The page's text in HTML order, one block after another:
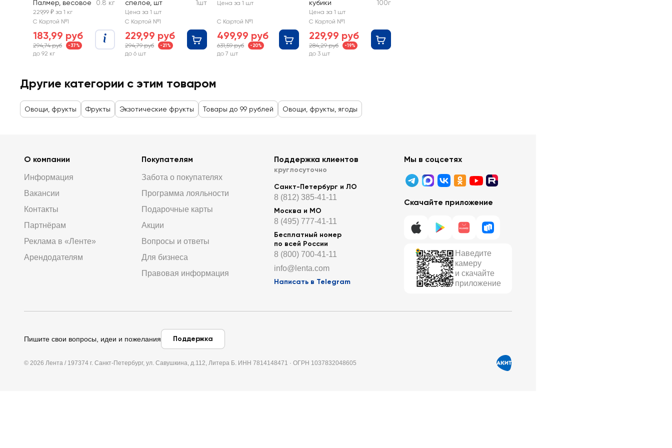
Палмер, весовое
0.8 кг
229,99 ₽ за 1 кг
С Картой №1
183,99 руб
294,74 руб -37%
до 92 кг
спелое, шт
1шт
Цена за 1 шт
С Картой №1
229,99 руб
294,79 руб -21%
до 6 шт
Цена за 1 шт
С Картой №1
499,99 руб
631,59 руб -20%
до 7 шт
кубики
100г
Цена за 1 шт
С Картой №1
229,99 руб
284,29 руб -19%
до 3 шт
Другие категории с этим товаром
Овощи, фрукты Фрукты Экзотические фрукты Товары до 99 рублей Овощи, фрукты, ягоды
О компании
Информация
Вакансии
Контакты
Партнёрам
Реклама в «Ленте»
Арендодателям
Покупателям
Забота о покупателях
Программа лояльности
Подарочные карты
Акции
Вопросы и ответы
Для бизнеса
Правовая информация
Поддержка клиентов
круглосуточно
Санкт-Петербург и ЛО
8 (812) 385-41-11
Москва и МО
8 (495) 777-41-11
Бесплатный номер
по всей России
8 (800) 700-41-11
info@lenta.com
Написать в Telegram
Мы в соцсетях
Скачайте приложение
Наведите
камеру
и скачайте
приложение
Пишите свои вопросы, идеи и пожелания Поддержка
© 2026 Лента / 197374 г. Санкт-Петербург, ул. Савушкина, д.112, Литера Б. ИНН 7814148471 · ОГРН 1037832048605